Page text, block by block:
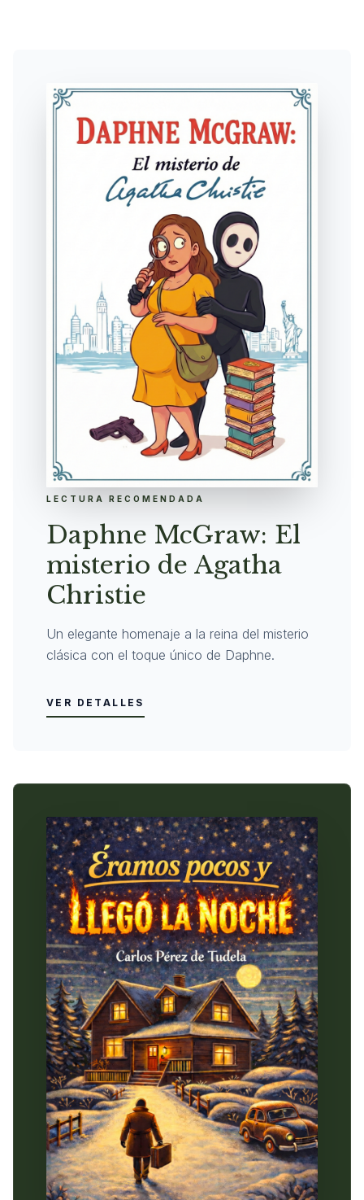
LECTURA RECOMENDADA
Daphne McGraw: El
misterio de Agatha
Christie
Un elegante homenaje a la reina del misterio
clásica con el toque único de Daphne.
VER DETALLES